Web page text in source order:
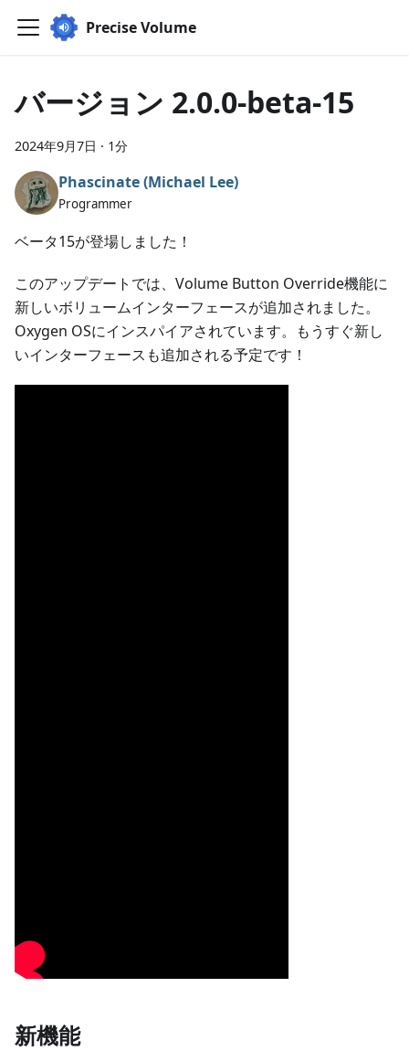
Precise Volume
バージョン 2.0.0-beta-15
2024年9月7日 · 1分
Phascinate (Michael Lee)
Programmer
ベータ15が登場しました！
このアップデートでは、Volume Button Override機能に
新しいボリュームインターフェースが追加されました。
Oxygen OSにインスパイアされています。もうすぐ新し
いインターフェースも追加される予定です！
新機能